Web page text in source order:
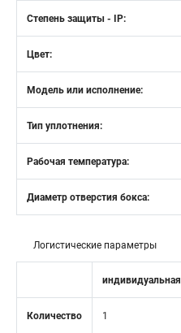
Степень защиты - IP:
Цвет:
Модель или исполнение:
Тип уплотнения:
Рабочая температура:
Диаметр отверстия бокса:
Логистические параметры
индивидуальная
Количество 1